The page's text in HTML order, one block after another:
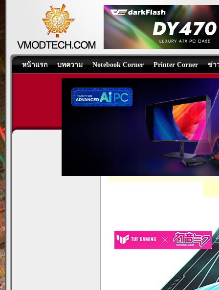
หน้าแรก บทความ Notebook Corner Printer Corner ข่า
ASUS TUF
/บทความโดย: